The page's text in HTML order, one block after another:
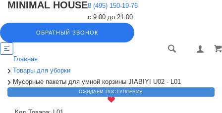
MINIMAL HOUSE8 (495) 150-19-76
с 9:00 до 21:00
ОБРАТНЫЙ ЗВОНОК
Главная
Товары для уборки
Мусорные пакеты для умной корзины JIABIYI U02 - L01
ОЖИДАЕМ ПОСТУПЛЕНИЯ